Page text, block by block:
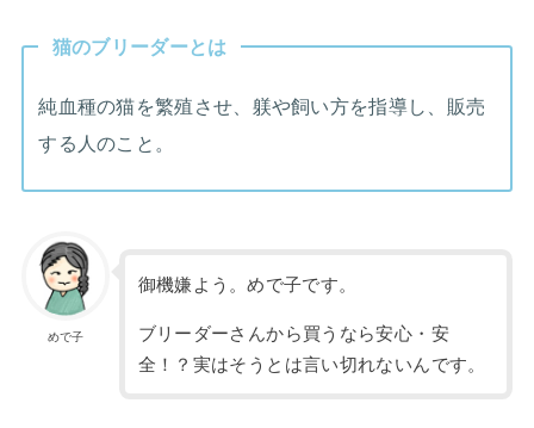
猫のブリーダーとは
純血種の猫を繁殖させ、躾や飼い方を指導し、販売
する人のこと。
めで子
御機嫌よう。めで子です。
ブリーダーさんから買うなら安心・安
全！？実はそうとは言い切れないんです。